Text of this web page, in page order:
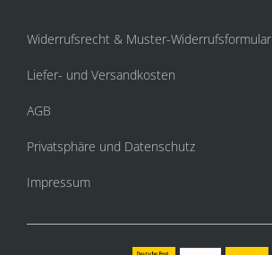
Widerrufsrecht & Muster-Widerrufsformular
Liefer- und Versandkosten
AGB
Privatsphäre und Datenschutz
Impressum